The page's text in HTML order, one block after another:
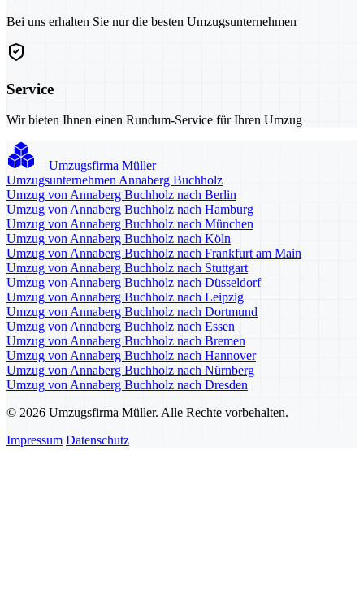
Bei uns erhalten Sie nur die besten Umzugsunternehmen
Service
Wir bieten Ihnen einen Rundum-Service für Ihren Umzug
Umzugsfirma Müller
Umzugsunternehmen Annaberg Buchholz
Umzug von Annaberg Buchholz nach Berlin
Umzug von Annaberg Buchholz nach Hamburg
Umzug von Annaberg Buchholz nach München
Umzug von Annaberg Buchholz nach Köln
Umzug von Annaberg Buchholz nach Frankfurt am Main
Umzug von Annaberg Buchholz nach Stuttgart
Umzug von Annaberg Buchholz nach Düsseldorf
Umzug von Annaberg Buchholz nach Leipzig
Umzug von Annaberg Buchholz nach Dortmund
Umzug von Annaberg Buchholz nach Essen
Umzug von Annaberg Buchholz nach Bremen
Umzug von Annaberg Buchholz nach Hannover
Umzug von Annaberg Buchholz nach Nürnberg
Umzug von Annaberg Buchholz nach Dresden
© 2026 Umzugsfirma Müller. Alle Rechte vorbehalten.
Impressum Datenschutz